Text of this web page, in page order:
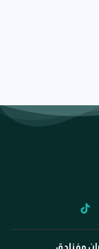
tiktok